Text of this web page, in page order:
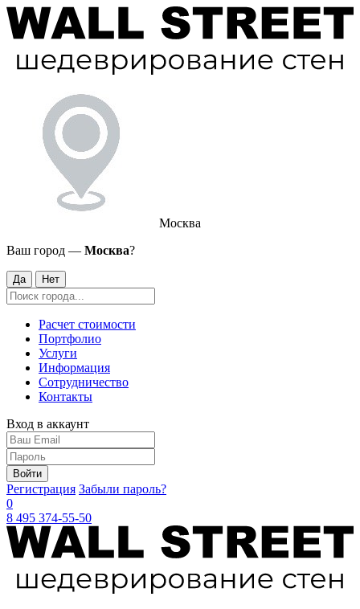
Москва
Ваш город — Москва?
Да Нет
Расчет стоимости
Портфолио
Услуги
Информация
Сотрудничество
Контакты
Вход в аккаунт
Войти
Регистрация Забыли пароль?
0
8 495 374-55-50